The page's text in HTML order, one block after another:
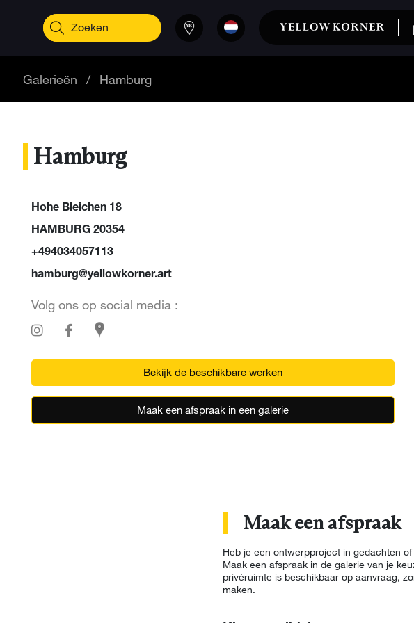
Galerieën / Hamburg
Hamburg
Hohe Bleichen 18
HAMBURG 20354
+494034057113
hamburg@yellowkorner.art
Volg ons op social media :
Bekijk de beschikbare werken
Maak een afspraak in een galerie
Maak een afspraak
Heb je een ontwerpproject in gedachten
Maak een afspraak in de galerie van je
privéruimte is beschikbaar op aanvraag,
maken.